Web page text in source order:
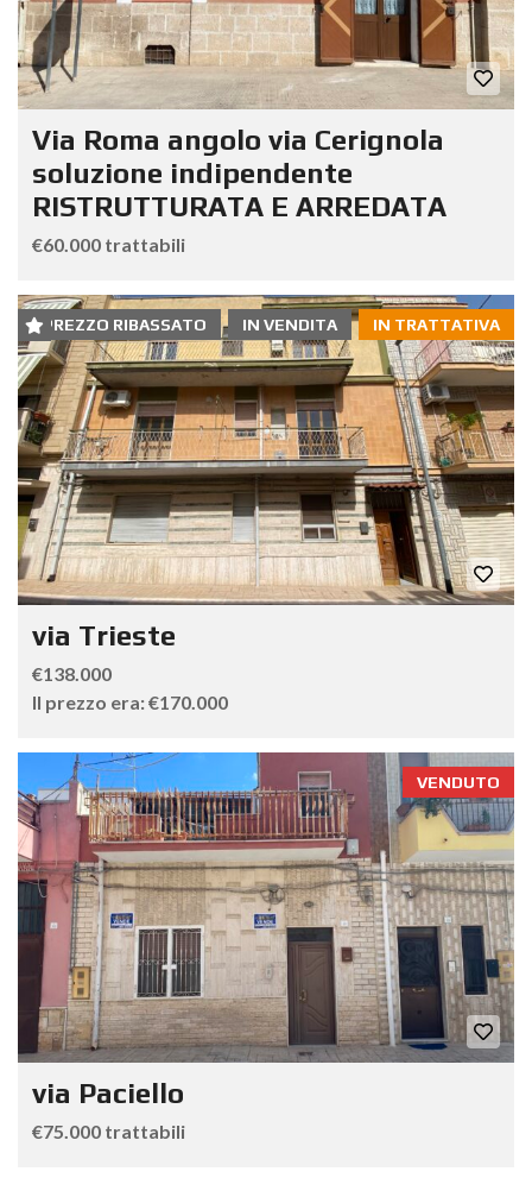
Via Roma angolo via Cerignola
soluzione indipendente
RISTRUTTURATA E ARREDATA
€60.000 trattabili
IN TRATTATIVA
IN VENDITA
PREZZO RIBASSATO
via Trieste
€138.000
Il prezzo era: €170.000
VENDUTO
via Paciello
€75.000 trattabili